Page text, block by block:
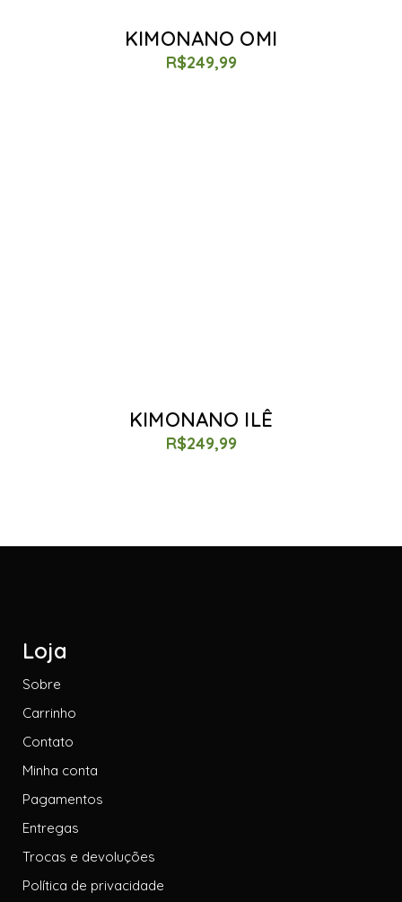
KIMONANO OMI
R$249,99
KIMONANO ILÊ
R$249,99
Loja
Sobre
Carrinho
Contato
Minha conta
Pagamentos
Entregas
Trocas e devoluções
Política de privacidade